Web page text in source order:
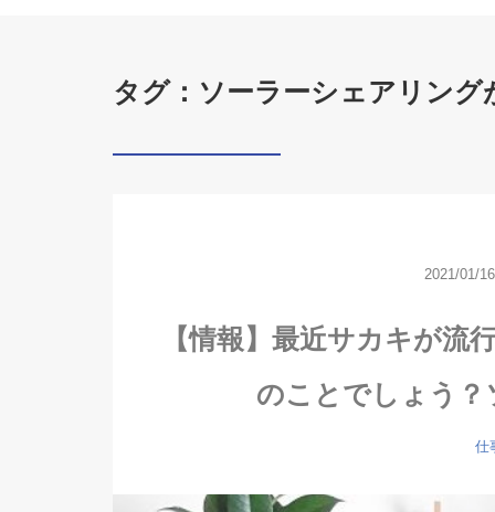
タグ：ソーラーシェアリング
2021/01/16
【情報】最近サカキが
のことでしょう
仕